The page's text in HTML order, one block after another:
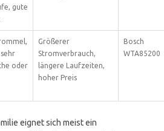
gute
oder
Größerer
Stromverbrauch,
längere Laufzeiten,
hoher Preis
Bosch
WTA85200
eignet sich meist ein